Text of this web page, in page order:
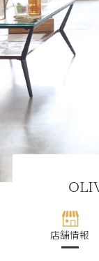
店舗情報